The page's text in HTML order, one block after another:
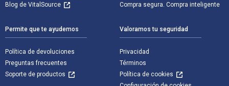
Blog de VitalSource
Compra segura. Compra inteligente
Permite que te ayudemos
Política de devoluciones
Preguntas frecuentes
Soporte de productos
Valoramos tu seguridad
Privacidad
Términos
Política de cookies